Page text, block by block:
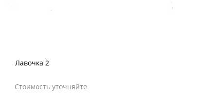
Лавочка 2
Стоимость уточняйте